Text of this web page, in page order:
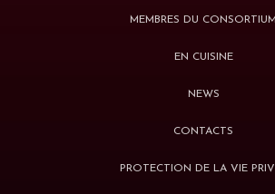
MEMBRES DU CONSORTIUM
EN CUISINE
NEWS
CONTACTS
PROTECTION DE LA VIE